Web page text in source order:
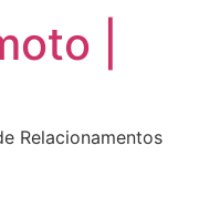
|
Relacionamentos